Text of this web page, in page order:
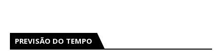
PREVISÃO DO TEMPO